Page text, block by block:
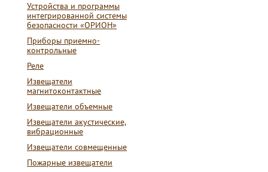
Устройства и программы
интегрированной системы
безопасности «ОРИОН»
Приборы приемно-
контрольные
Реле
Извещатели
магнитоконтактные
Извещатели объемные
Извещатели акустические,
вибрационные
Извещатели совмещенные
Пожарные извещатели